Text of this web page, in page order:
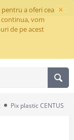
×
a oferi cea
vom
de pe acest
Pix plastic CENTUS